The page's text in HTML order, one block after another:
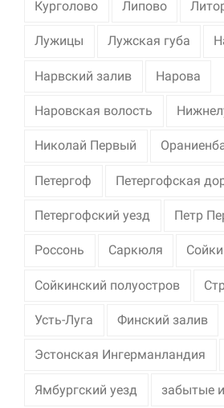
Курголово Липово
Лужицы Лужская губа
Нарвский залив Нарова
Наровская волость
Николай Первый
Петергоф Петергофская
Петергофский уезд Петр
Россонь Саркюля
Сойкинский полуостров
Усть-Луга Финский залив
Эстонская Ингерманландия
Ямбургский уезд забытые